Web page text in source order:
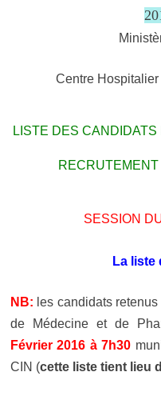
Centre
LISTE DES
SESSION
La liste
NB: les candidats
de Médecine et de
Février 2016 à 7h30
CIN (cette liste tient lieu